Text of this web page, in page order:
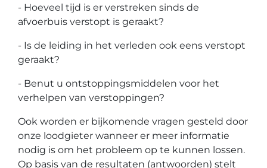
- Hoeveel tijd is er verstreken sinds de
afvoerbuis verstopt is geraakt?
- Is de leiding in het verleden ook eens verstopt
geraakt?
- Benut u ontstoppingsmiddelen voor het
verhelpen van verstoppingen?
Ook worden er bijkomende vragen gesteld door
onze loodgieter wanneer er meer informatie
nodig is om het probleem op te kunnen lossen.
Op basis van de resultaten (antwoorden) stelt